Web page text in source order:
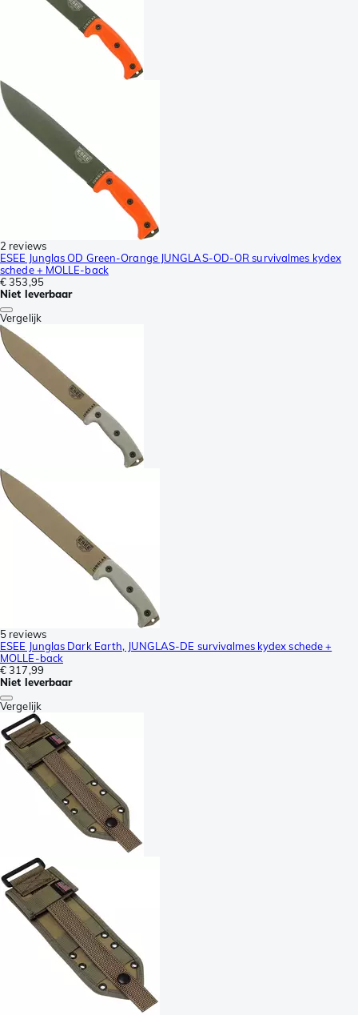
2 reviews
ESEE Junglas OD Green-Orange JUNGLAS-OD-OR survivalmes kydex
schede + MOLLE-back
€ 353,95
Niet leverbaar
Vergelijk
5 reviews
ESEE Junglas Dark Earth, JUNGLAS-DE survivalmes kydex schede +
MOLLE-back
€ 317,99
Niet leverbaar
Vergelijk